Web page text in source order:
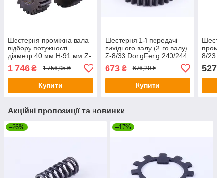
Шестерня проміжна вала
відбору потужності
діаметр 40 мм H-91 мм Z-
27/32 DongFeng 244/240
1 746 ₴ 1 756,95 ₴
Купити
Шестерня 1-ї передачі
вихідного валу (2-го валу)
Z-8/33 DongFeng 240/244
673₴ 676,20 ₴
Купити
8/
527
Акційні пропозиції та новинки
–26% –17%